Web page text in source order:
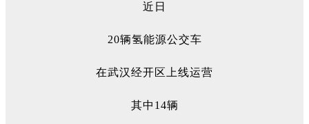
近日
20辆氢能源公交车
在武汉经开区上线运营
其中14辆